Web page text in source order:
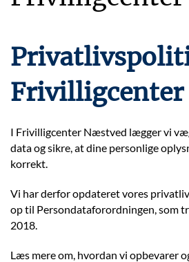
I Frivilligcenter Næstved lægger vi
data og sikre, at dine personlige
korrekt.
Vi har derfor opdateret vores
op til Persondataforordningen, som
2018.
Læs mere om, hvordan vi opbevarer